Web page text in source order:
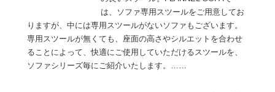
は、ソファ専用スツールをご用意してお
りますが、中には専用スツールがないソファもございます。
専用スツールが無くても、座面の高さやシルエットを合わせ
ることによって、快適にご使用していただけるスツールを、
ソファシリーズ毎にご紹介いたします。……